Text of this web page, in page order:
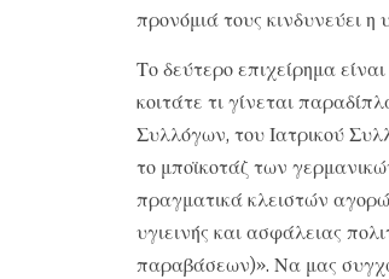
προνόμιά τους κινδυνεύει η
Το δεύτερο επιχείρημα
κοιτάτε τι γίνεται
Συλλόγων, του Ιατρικού
το μποϊκοτάζ των
πραγματικά κλειστών
υγιεινής και ασφάλειας
παραβάσεων)». Να μας